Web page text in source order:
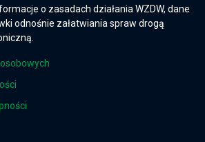
o zasadach działania WZDW, dane
odnośnie załatwiania spraw drogą